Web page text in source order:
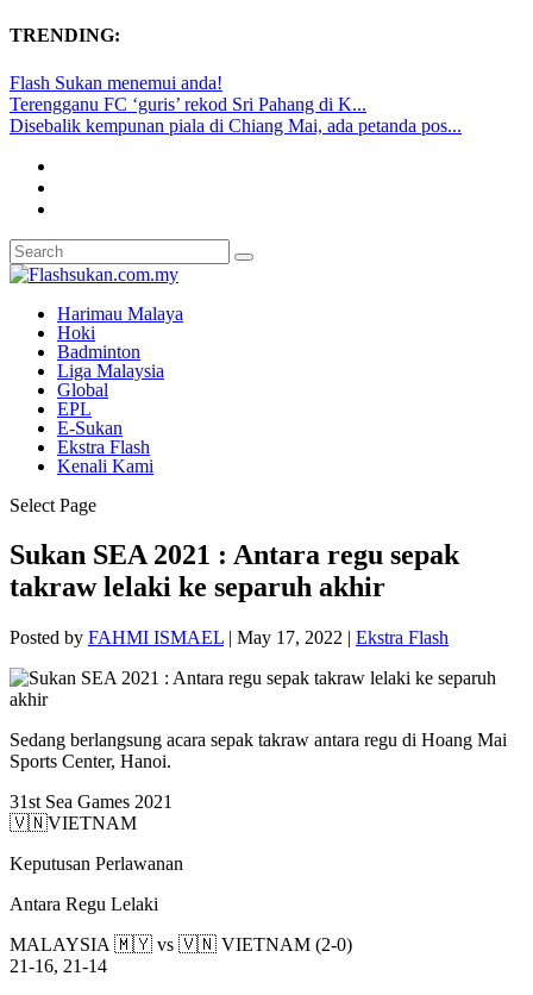
TRENDING:
Flash Sukan menemui anda!
Terengganu FC ‘guris’ rekod Sri Pahang di K...
Disebalik kempunan piala di Chiang Mai, ada petanda pos...
Harimau Malaya
Hoki
Badminton
Liga Malaysia
Global
EPL
E-Sukan
Ekstra Flash
Kenali Kami
Select Page
Sukan SEA 2021 : Antara regu sepak
takraw lelaki ke separuh akhir
Posted by FAHMI ISMAEL | May 17, 2022 | Ekstra Flash
Sedang berlangsung acara sepak takraw antara regu di Hoang Mai
Sports Center, Hanoi.
31st Sea Games 2021
🇻🇳VIETNAM
Keputusan Perlawanan
Antara Regu Lelaki
MALAYSIA 🇲🇾 vs 🇻🇳 VIETNAM (2-0)
21-16, 21-14